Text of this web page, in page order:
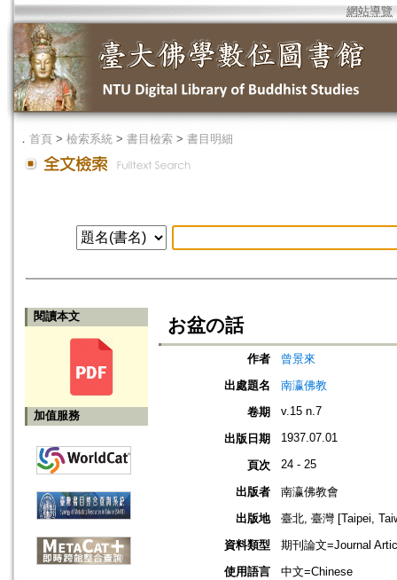
網站導覽
． 首頁 > 檢索系統 > 書目檢索 > 書目明細
閱讀本文
加值服務
お盆の話
作者
曾景來
出處題名
南瀛佛教
卷期
v.15 n.7
出版日期 1937.07.01
頁次 24 - 25
出版者
南瀛佛教會
出版地
臺北, 臺灣 [Taipei,
資料類型
期刊論文=Journal
使用語言
中文=Chinese